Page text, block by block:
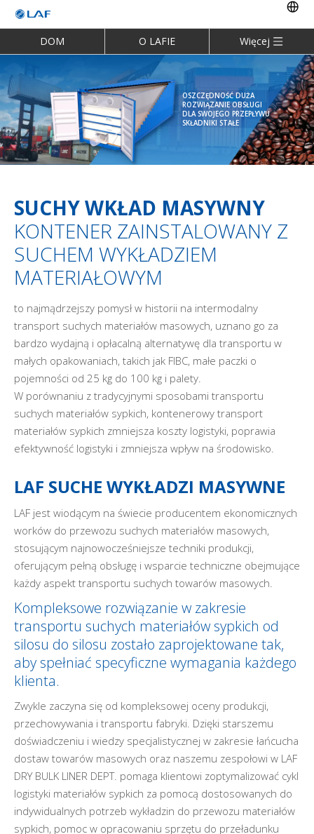
DOM O LAFIE Więcej
OSZCZĘDNOŚĆ DUŻA
ROZWIĄZANIE OBSŁUGI
DLA SWOJEGO PRZEPŁYWU
SKŁADNIKI STAŁE
SUCHY WKŁAD MASYWNY
KONTENER ZAINSTALOWANY Z
SUCHEM WYKŁADZIEM
MATERIAŁOWYM
to najmądrzejszy pomysł w historii na intermodalny
transport suchych materiałów masowych, uznano go za
bardzo wydajną i opłacalną alternatywę dla transportu w
małych opakowaniach, takich jak FIBC, małe paczki o
pojemności od 25 kg do 100 kg i palety.
W porównaniu z tradycyjnymi sposobami transportu
suchych materiałów sypkich, kontenerowy transport
materiałów sypkich zmniejsza koszty logistyki, poprawia
efektywność logistyki i zmniejsza wpływ na środowisko.
LAF SUCHE WYKŁADZI MASYWNE
LAF jest wiodącym na świecie producentem ekonomicznych
worków do przewozu suchych materiałów masowych,
stosującym najnowocześniejsze techniki produkcji,
oferującym pełną obsługę i wsparcie techniczne obejmujące
każdy aspekt transportu suchych towarów masowych.
Kompleksowe rozwiązanie w zakresie
transportu suchych materiałów sypkich od
silosu do silosu zostało zaprojektowane tak,
aby spełniać specyficzne wymagania każdego
klienta.
Zwykle zaczyna się od kompleksowej oceny produkcji,
przechowywania i transportu fabryki. Dzięki starszemu
doświadczeniu i wiedzy specjalistycznej w zakresie łańcucha
dostaw towarów masowych oraz naszemu zespołowi w LAF
DRY BULK LINER DEPT. pomaga klientowi zoptymalizować cykl
logistyki materiałów sypkich za pomocą dostosowanych do
indywidualnych potrzeb wykładzin do przewozu materiałów
sypkich, pomoc w opracowaniu sprzętu do przeładunku